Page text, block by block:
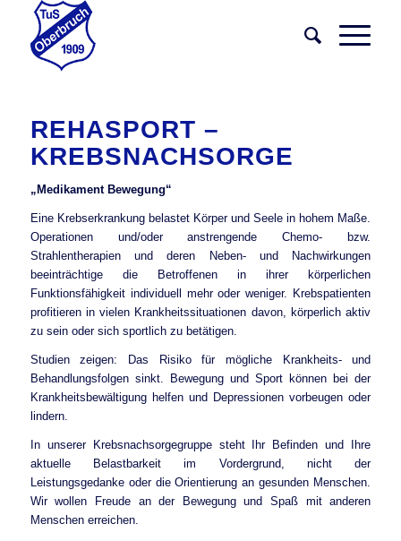
REHASPORT –
KREBSNACHSORGE
„Medikament Bewegung“
Eine Krebserkrankung belastet Körper und Seele in hohem Maße.
Operationen und/oder anstrengende Chemo- bzw.
Strahlentherapien und deren Neben- und Nachwirkungen
beeinträchtige die Betroffenen in ihrer körperlichen
Funktionsfähigkeit individuell mehr oder weniger. Krebspatienten
profitieren in vielen Krankheitssituationen davon, körperlich aktiv
zu sein oder sich sportlich zu betätigen.
Studien zeigen: Das Risiko für mögliche Krankheits- und
Behandlungsfolgen sinkt. Bewegung und Sport können bei der
Krankheitsbewältigung helfen und Depressionen vorbeugen oder
lindern.
In unserer Krebsnachsorgegruppe steht Ihr Befinden und Ihre
aktuelle Belastbarkeit im Vordergrund, nicht der
Leistungsgedanke oder die Orientierung an gesunden Menschen.
Wir wollen Freude an der Bewegung und Spaß mit anderen
Menschen erreichen.